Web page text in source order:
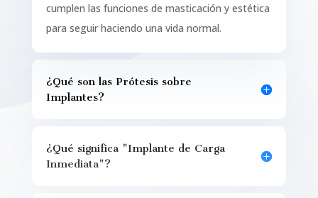
cumplen las funciones de masticación y estética
para seguir haciendo una vida normal.
¿Qué son las Prótesis sobre
Implantes?
¿Qué significa "Implante de Carga
Inmediata"?